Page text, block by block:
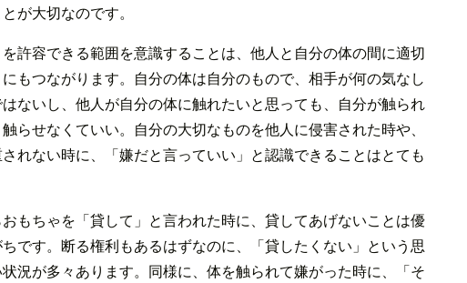
が大切なのです。
許容できる範囲を意識することは、他人と自分の体の間に適切
もつながります。自分の体は自分のもので、相手が何の気なし
ないし、他人が自分の体に触れたいと思っても、自分が触られ
らせなくていい。自分の大切なものを他人に侵害された時や、
れない時に、「嫌だと言っていい」と認識できることはとても
もちゃを「貸して」と言われた時に、貸してあげないことは優
です。断る権利もあるはずなのに、「貸したくない」という思
況が多々あります。同様に、体を触られて嫌がった時に、「そ